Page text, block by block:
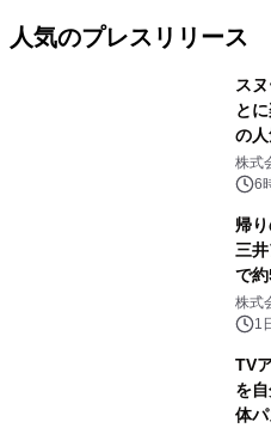
人気のプレスリリース
ス
と
の
ラ
ボグ
株式
6
帰
三
で
メニ
株式
1
TV
を
体